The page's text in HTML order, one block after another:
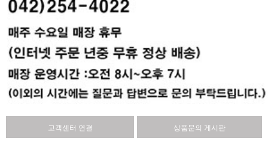
고객센터 연결 상품문의 게시판